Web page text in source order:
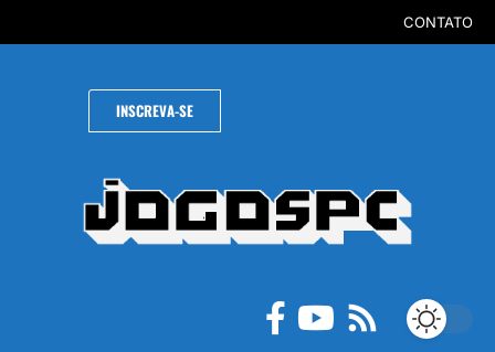
CONTATO
INSCREVA-SE